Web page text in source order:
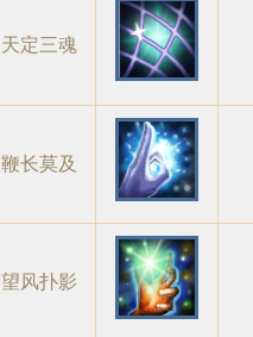
天定三魂
鞭长莫及
望风扑影